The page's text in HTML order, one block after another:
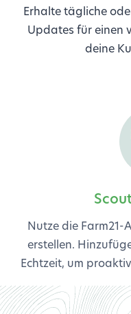
Erhalte tägliche
Updates für einen
deine
Nutze die Farm21-
erstellen.
Echtzeit, um